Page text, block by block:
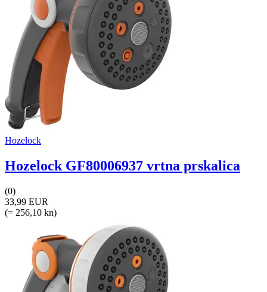
Hozelock
Hozelock GF80006937 vrtna prskalica
(0)
33,99 EUR
(= 256,10 kn)